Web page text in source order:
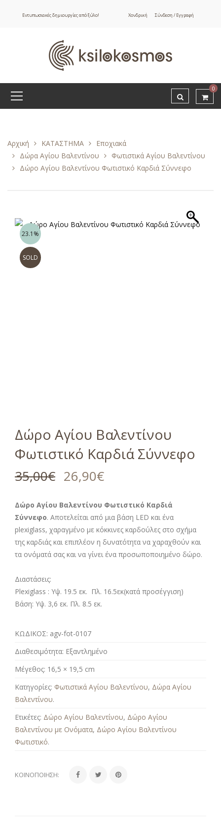
Εντυπωσιακές δημιουργίες από ξύλο! Χονδρική Σύνδεση / Εγγραφή
0
Αρχική ΚΑΤΑΣΤΗΜΑ
Εποχιακά
Δώρα Αγίου Βαλεντίνου
Φωτιστικά Αγίου Βαλεντίνου
Δώρο Αγίου Βαλεντίνου Φωτιστικό Καρδιά Σύννεφο
23.1%
SOLD
Δώρο Αγίου Βαλεντίνου
Φωτιστικό Καρδιά Σύννεφο
35,00€ 26,90€
Δώρο Αγίου Βαλεντίνου Φωτιστικό Καρδιά
Σύννεφο. Αποτελείται από μια βάση LED και ένα
plexiglass, χαραγμένο με κόκκινες καρδούλες στο σχήμα
της καρδιάς και επιπλέον η δυνατότητα να χαραχθούν και
τα ονόματά σας και να γίνει ένα προσωποποιημένο δώρο.
Διαστάσεις:
Plexiglass : Υψ. 19.5 εκ. Πλ. 16.5εκ(κατά προσέγγιση)
Βάση: Υψ. 3,6 εκ. Πλ. 8.5 εκ.
ΚΩΔΙΚΟΣ: agv-fot-0107
Διαθεσιμότητα: Εξαντλημένο
Μέγεθος: 16,5 × 19,5 cm
Κατηγορίες: Φωτιστικά Αγίου Βαλεντίνου, Δώρα Αγίου
Βαλεντίνου.
Ετικέτες: Δώρο Αγίου Βαλεντίνου, Δώρο Αγίου
Βαλεντίνου με Ονόματα, Δώρο Αγίου Βαλεντίνου
Φωτιστικό.
ΚΟΙΝΟΠΟΊΗΣΗ: